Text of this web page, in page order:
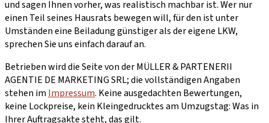
und sagen Ihnen vorher, was realistisch machbar ist. Wer nur
einen Teil seines Hausrats bewegen will, für den ist unter
Umständen eine Beiladung günstiger als der eigene LKW,
sprechen Sie uns einfach darauf an.
Betrieben wird die Seite von der MÜLLER & PARTENERII
AGENTIE DE MARKETING SRL; die vollständigen Angaben
stehen im Impressum. Keine ausgedachten Bewertungen,
keine Lockpreise, kein Kleingedrucktes am Umzugstag: Was in
Ihrer Auftragsakte steht, das gilt.